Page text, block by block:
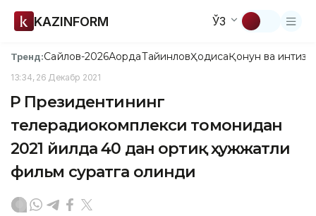
KAZINFORM ЎЗ
Тренд:Сайлов-2026АқордаТайинловҲодисаҚонун ва
13:34, 26 Декабр 2021
ҚР Президентининг
телерадиокомплекси томонидан
2021 йилда 40 дан ортиқ ҳужжатли
фильм суратга олинди